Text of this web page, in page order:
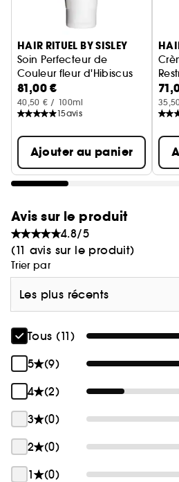
Ignorer le carrousel produits
HAIR RITUEL BY SISLEY
Soin Perfecteur de
Couleur fleur d'Hibiscus
Shampoing Cheveux Colorés
81,00 €
40,50 € / 100ml
15avis
Ajouter au panier
Avis sur le produit
4.8/5
(11 avis sur le produit)
Trier par
Les plus récents
Tous (11)
5
(9)
4
(2)
3
(0)
2
(0)
1
(0)